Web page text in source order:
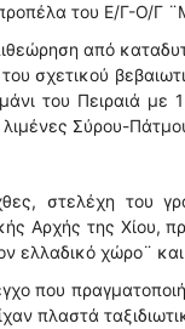
του Ε/Γ-Ο/Γ
από
σχετικού
του Πειραιά με
λιμένες Σύρου-
στελέχη του
Αρχής της
ελλαδικό χώρο¨
που
πλαστά